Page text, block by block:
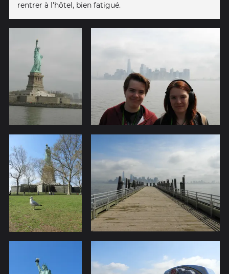
rentrer à l'hôtel, bien fatigué.